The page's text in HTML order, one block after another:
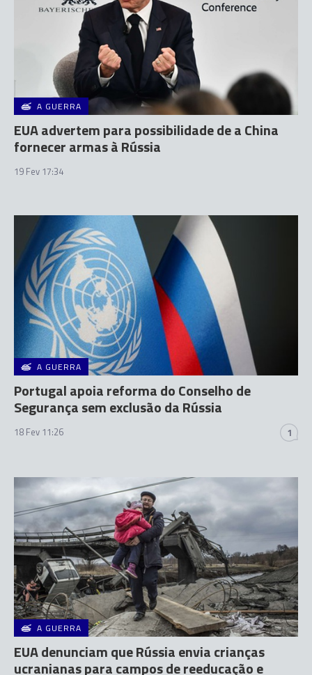
A GUERRA
EUA advertem para possibilidade de a China
fornecer armas à Rússia
19 Fev 17:34
A GUERRA
Portugal apoia reforma do Conselho de
Segurança sem exclusão da Rússia
18 Fev 11:26 1
A GUERRA
EUA denunciam que Rússia envia crianças
ucranianas para campos de reeducação e